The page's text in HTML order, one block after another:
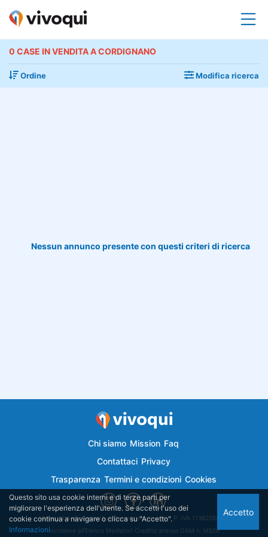
0 CASE IN VENDITA A CORDIGNANO
Ordine Modifica ricerca
Nessun annunco presente con questi criteri di ricerca
Chi siamo Mission Faq
Contattaci Privacy
Trasparenza Termini e condizioni Cookies
Vivoqui.it è di proprietà di Semplicemutuo Srl - P. IVA 11382050018
Iscrizione all'Elenco Mediatori Creditizi presso OAM n. M526
Questo sito usa cookie interni e di terze parti per
migliorare l'esperienza dell'utente. Se accetti l'uso dei
cookie continua a navigare o clicca su "Accetto".
Informazioni
Accetto